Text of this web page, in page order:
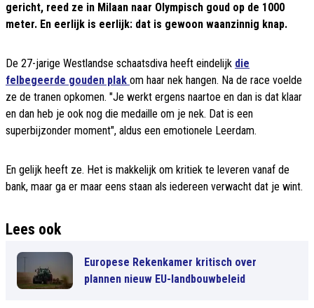
gericht, reed ze in Milaan naar Olympisch goud op de 1000
meter. En eerlijk is eerlijk: dat is gewoon waanzinnig knap.
De 27-jarige Westlandse schaatsdiva heeft eindelijk die
felbegeerde gouden plak om haar nek hangen. Na de race voelde
ze de tranen opkomen. "Je werkt ergens naartoe en dan is dat klaar
en dan heb je ook nog die medaille om je nek. Dat is een
superbijzonder moment", aldus een emotionele Leerdam.
En gelijk heeft ze. Het is makkelijk om kritiek te leveren vanaf de
bank, maar ga er maar eens staan als iedereen verwacht dat je wint.
Lees ook
Europese Rekenkamer kritisch over
plannen nieuw EU-landbouwbeleid